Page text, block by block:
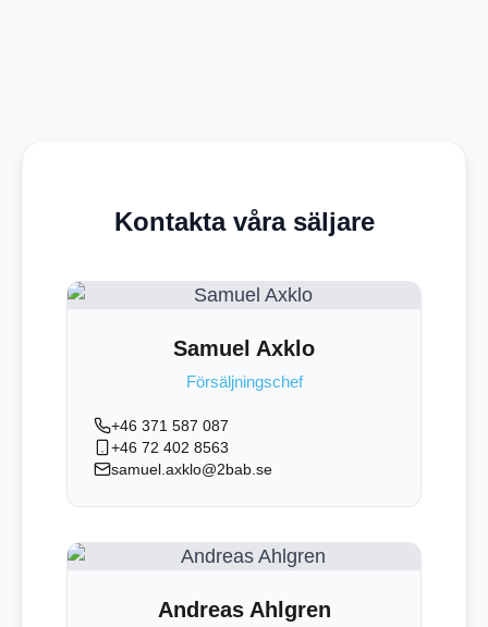
Kontakta våra säljare
Samuel Axklo
Försäljningschef
+46 371 587 087
+46 72 402 8563
samuel.axklo@2bab.se
Andreas Ahlgren